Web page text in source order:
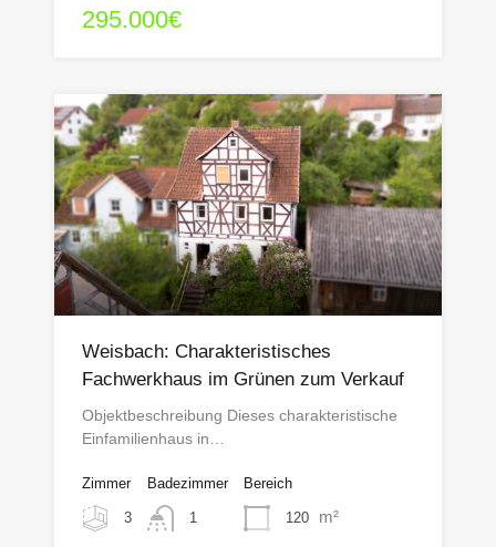
295.000€
Weisbach: Charakteristisches
Fachwerkhaus im Grünen zum Verkauf
Objektbeschreibung Dieses charakteristische
Einfamilienhaus in…
Zimmer
3
Badezimmer
1
Bereich
120 m²